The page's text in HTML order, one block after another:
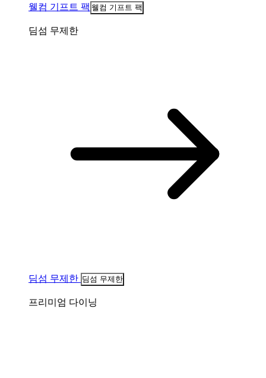
웰컴 기프트 팩 웰컴 기프트 팩
딤섬 무제한
딤섬 무제한 딤섬 무제한
프리미엄 다이닝